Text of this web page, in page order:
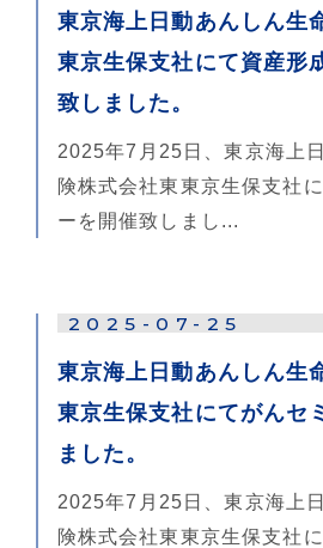
東京海上日動あんしん生
東京生保支社にて資産形
致しました。
2025年7月25日、東京海上
険株式会社東東京生保支社
ーを開催致しまし...
2025-07-25
東京海上日動あんしん生
東京生保支社にてがんセ
ました。
2025年7月25日、東京海上
険株式会社東東京生保支社